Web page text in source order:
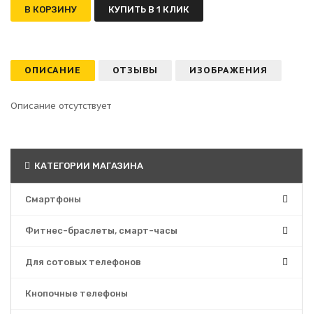
В КОРЗИНУ КУПИТЬ В 1 КЛИК
ОПИСАНИЕ ОТЗЫВЫ ИЗОБРАЖЕНИЯ
Описание отсутствует
КАТЕГОРИИ МАГАЗИНА
Смартфоны
Фитнес-браслеты, смарт-часы
Для сотовых телефонов
Кнопочные телефоны